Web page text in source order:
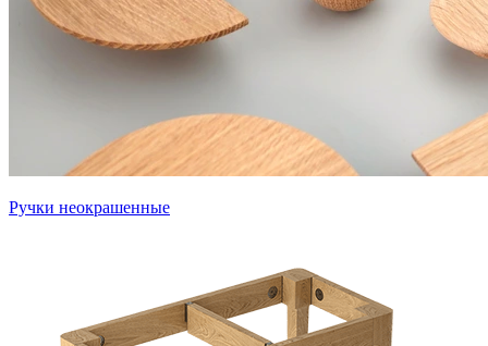
Ручки неокрашенные